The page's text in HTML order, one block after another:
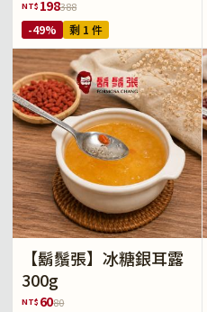
NT$ 198388
-49% 剩 1 件
【鬍鬚張】冰糖銀耳露
300g
NT$ 6080